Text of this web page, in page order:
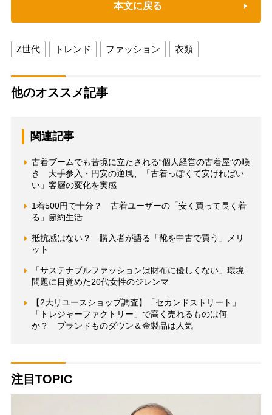
本文に戻る
Z世代 トレンド ファッション 衣類
他のオススメ記事
関連記事
古着ブームでも苦境に立たされる“個人経営の古着屋”の嘆
き 大手参入・円安の逆風、「古着っぽくて安ければい
い」客層の変化を実感
1着500円で十分？ 古着ユーザーの「安く買って長く着
る」節約生活
抵抗感はない？ 購入者が語る「靴を中古で買う」メリ
ット
「サステナブルファッションは財布に優しくない」環境
問題に目覚めた20代女性のジレンマ
【2大リユースショップ調査】「セカンドストリート」
「トレジャーファクトリー」で高く売れるものは何
か？ ブランドものダウン＆金製品は人気
注目TOPIC